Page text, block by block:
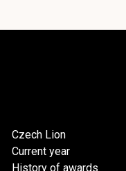
Czech Lion
Current year
History of awards